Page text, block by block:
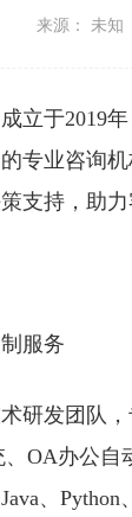
来源： 未知
立于2019
专业咨询
支持，助
服务
研发团队
OA办公
、